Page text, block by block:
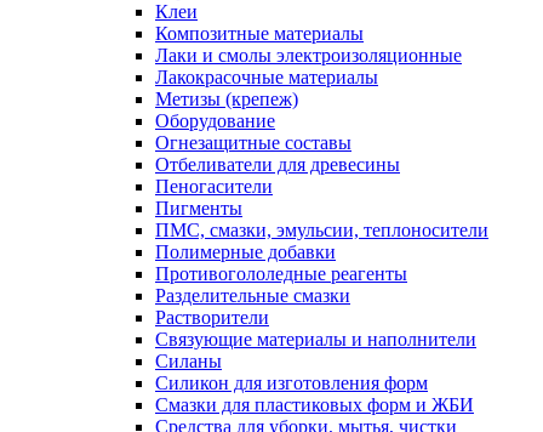
Клеи
Композитные материалы
Лаки и смолы электроизоляционные
Лакокрасочные материалы
Метизы (крепеж)
Оборудование
Огнезащитные составы
Отбеливатели для древесины
Пеногасители
Пигменты
ПМС, смазки, эмульсии, теплоносители
Полимерные добавки
Противогололедные реагенты
Разделительные смазки
Растворители
Связующие материалы и наполнители
Силаны
Силикон для изготовления форм
Смазки для пластиковых форм и ЖБИ
Средства для уборки, мытья, чистки